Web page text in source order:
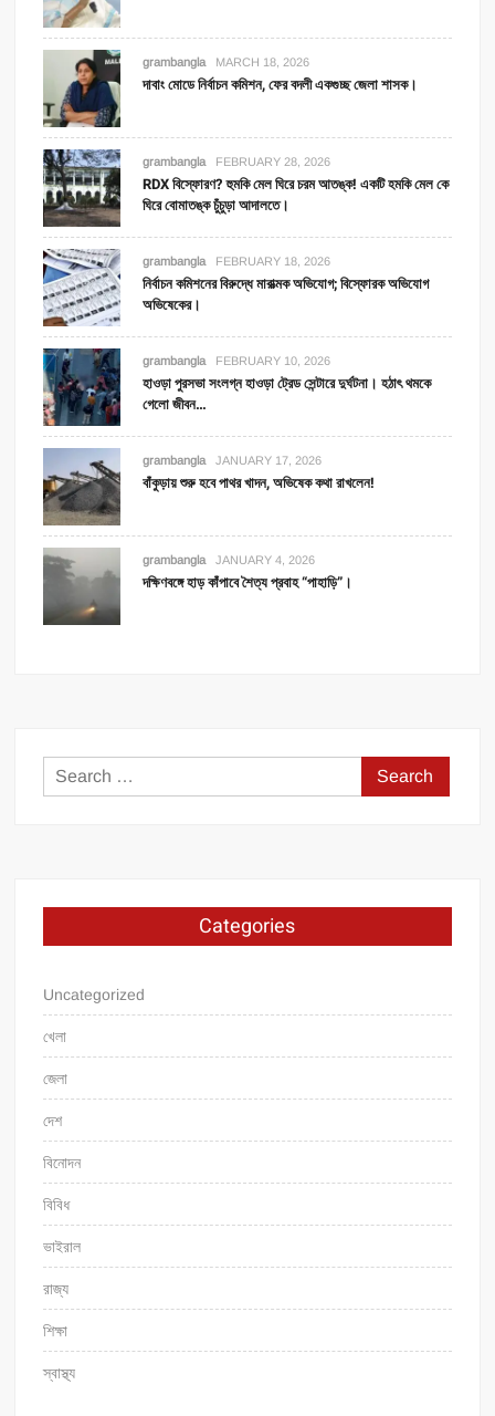
grambangla MARCH 18, 2026
দাবাং মোডে নির্বাচন কমিশন, ফের বদলী একগুচ্ছ জেলা শাসক।
grambangla FEBRUARY 28, 2026
RDX বিস্ফোরণ? হুমকি মেল ঘিরে চরম আতঙ্ক! একটি হমকি মেল কে
ঘিরে বোমাতঙ্ক চুঁচুড়া আদালতে।
grambangla FEBRUARY 18, 2026
নির্বাচন কমিশনের বিরুদ্ধে মারাত্মক অভিযোগ; বিস্ফোরক অভিযোগ
অভিষেকের।
grambangla FEBRUARY 10, 2026
হাওড়া পুরসভা সংলগ্ন হাওড়া ট্রেড সেন্টারে দুর্ঘটনা। হঠাৎ থমকে
গেলো জীবন…
grambangla JANUARY 17, 2026
বাঁকুড়ায় শুরু হবে পাথর খাদন, অভিষেক কথা রাখলেন!
grambangla JANUARY 4, 2026
দক্ষিণবঙ্গে হাড় কাঁপাবে শৈত্য প্রবাহ “পাহাড়ি”।
Search
for:
Categories
Uncategorized
খেলা
জেলা
দেশ
বিনোদন
বিবিধ
ভাইরাল
রাজ্য
শিক্ষা
স্বাস্থ্য